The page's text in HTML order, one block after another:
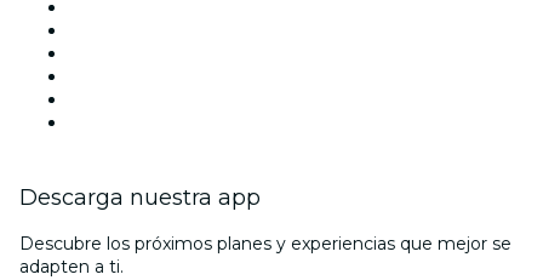
Descarga nuestra app
Descubre los próximos planes y experiencias que mejor se
adapten a ti.